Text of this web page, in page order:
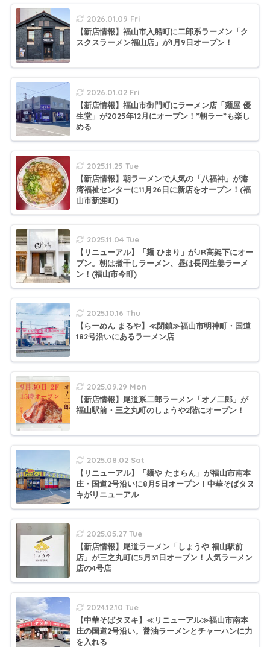
2026.01.09 Fri
【新店情報】福山市入船町に二郎系ラーメン「ク
スクスラーメン福山店」が1月9日オープン！
2026.01.02 Fri
【新店情報】福山市御門町にラーメン店「麺屋 優
生堂」が2025年12月にオープン！”朝ラー”も楽し
める
2025.11.25 Tue
【新店情報】朝ラーメンで人気の「八福神」が港
湾福祉センターに11月26日に新店をオープン！(福
山市新涯町)
2025.11.04 Tue
【リニューアル】「麺 ひまり」がJR高架下にオー
プン。朝は煮干しラーメン、昼は長岡生姜ラーメ
ン！(福山市今町)
2025.10.16 Thu
【らーめん まるや】≪閉鎖≫福山市明神町・国道
182号沿いにあるラーメン店
2025.09.29 Mon
【新店情報】尾道系二郎ラーメン「オノ二郎」が
福山駅前・三之丸町のしょうや2階にオープン！
2025.08.02 Sat
【リニューアル】「麺や たまらん」が福山市南本
庄・国道2号沿いに8月5日オープン！中華そばタヌ
キがリニューアル
2025.05.27 Tue
【新店情報】尾道ラーメン「しょうや 福山駅前
店」が三之丸町に5月31日オープン！人気ラーメン
店の4号店
2024.12.10 Tue
【中華そばタヌキ】≪リニューアル≫福山市南本
庄の国道2号沿い。醤油ラーメンとチャーハンに力
を入れる